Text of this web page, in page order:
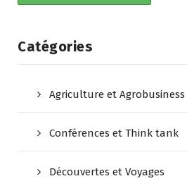
Catégories
Agriculture et Agrobusiness
Conférences et Think tank
Découvertes et Voyages